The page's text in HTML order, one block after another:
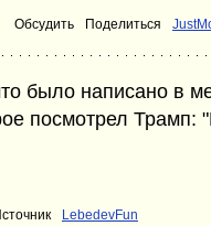
Обсудить Поделиться
было написано в
посмотрел Трамп:
LebedevFun